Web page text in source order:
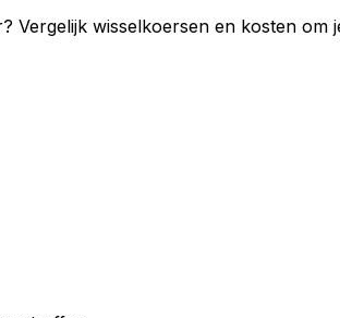
wisselkoersen en kosten om